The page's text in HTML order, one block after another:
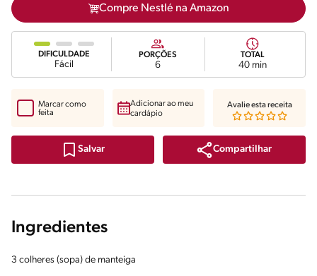
Compre Nestlé na Amazon
DIFICULDADE
Fácil
PORÇÕES
6
TOTAL
40 min
Salvar Compartilhar
Marcar como
feita
Adicionar ao meu
cardápio
Avalie esta receita
Ingredientes
3 colheres (sopa) de manteiga